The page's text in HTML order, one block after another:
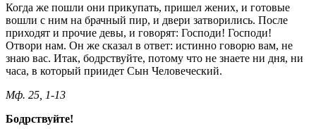
Когда же пошли они прикупать, пришел жених, и готовые
вошли с ним на брачный пир, и двери затворились. После
приходят и прочие девы, и говорят: Господи! Господи!
Отвори нам. Он же сказал в ответ: истинно говорю вам, не
знаю вас. Итак, бодрствуйте, потому что не знаете ни дня, ни
часа, в который приидет Сын Человеческий.
Мф. 25, 1-13
Бодрствуйте!